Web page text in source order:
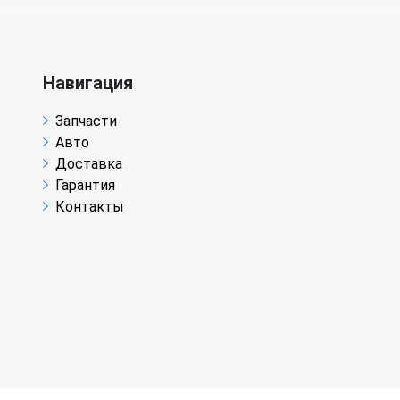
Навигация
Запчасти
Авто
Доставка
Гарантия
Контакты